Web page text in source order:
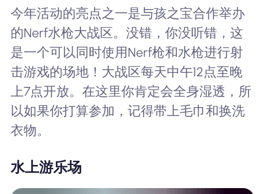
今年活动的亮点之一是与孩之宝合作举办
的Nerf水枪大战区。没错，你没听错，这
是一个可以同时使用Nerf枪和水枪进行射
击游戏的场地！大战区每天中午12点至晚
上7点开放。在这里你肯定会全身湿透，所
以如果你打算参加，记得带上毛巾和换洗
衣物。
水上游乐场